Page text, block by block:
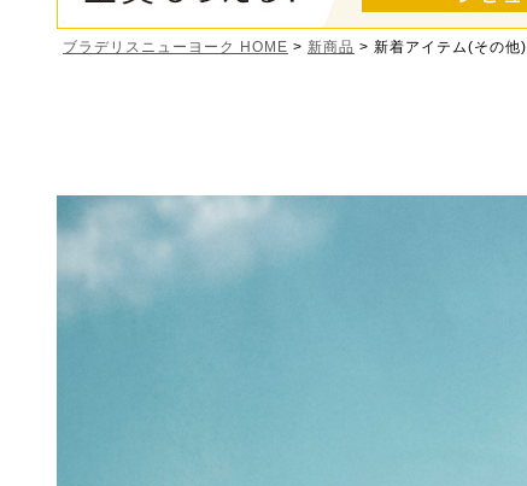
ブラデリスニューヨーク HOME 新商品 新着アイテム(その他)